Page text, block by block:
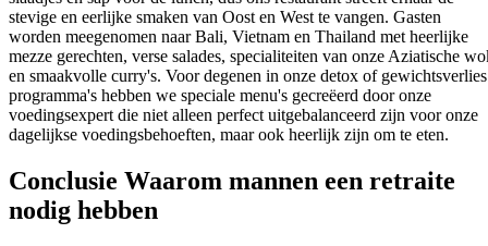
stevige en eerlijke smaken van Oost en West te vangen. Gasten
worden meegenomen naar Bali, Vietnam en Thailand met heerlijke
mezze gerechten, verse salades, specialiteiten van onze Aziatische
en smaakvolle curry's. Voor degenen in onze detox of gewichtsverlies
programma's hebben we speciale menu's gecreëerd door onze
voedingsexpert die niet alleen perfect uitgebalanceerd zijn voor onze
dagelijkse voedingsbehoeften, maar ook heerlijk zijn om te eten.
Conclusie Waarom mannen een retraite
nodig hebben